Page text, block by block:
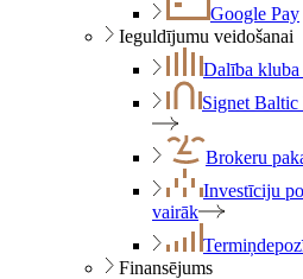
Google Pay
Ieguldījumu veidošanai
Dalība
Signet
Brokeru
Investīciju
vairāk
Finansējums